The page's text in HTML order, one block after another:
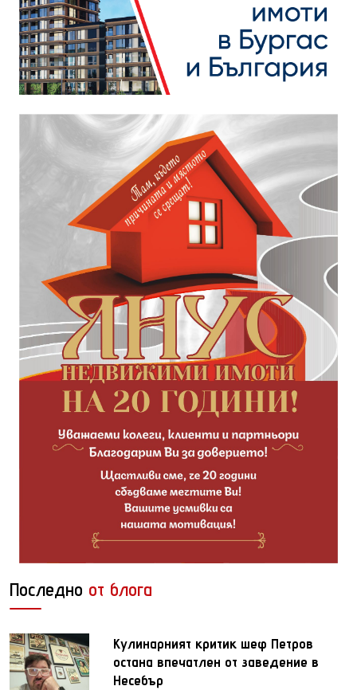
Последно от блога
Кулинарният критик шеф Петров
остана впечатлен от заведение в
Несебър